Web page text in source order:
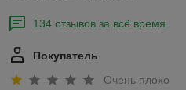
134 отзывов за всё время
Покупатель
Очень плохо